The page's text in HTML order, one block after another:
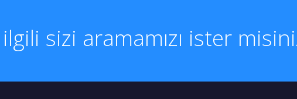
sizi aramamızı ister